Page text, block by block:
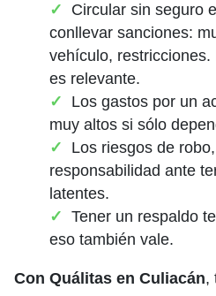
Circular sin seguro
conllevar sanciones:
vehículo,
es relevante.
Los gastos por un
muy altos si sólo
Los riesgos de
responsabilidad ante
latentes.
Tener un respaldo
eso también vale.
Con Quálitas en Culiacán,